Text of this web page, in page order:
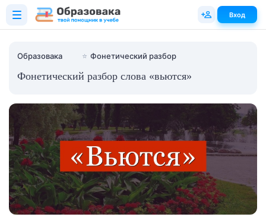
Образовака ⭐ Фонетический разбор
Фонетический разбор слова «вьются»
Вход